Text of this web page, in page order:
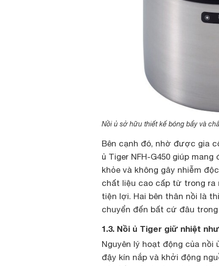
Nồi ủ sở hữu thiết kế bóng bẩy và
Bên cạnh đó, nhờ được gia
ủ Tiger NFH-G450 giúp
khỏe và không gây nhiễm
chất liệu cao cấp từ trong ra
tiện lợi. Hai bên thân nồi là
chuyển đến bất cứ đâu
1.3. Nồi ủ Tiger giữ nhiệt
Nguyên lý hoạt động của nồi
đậy kín nắp và khởi động